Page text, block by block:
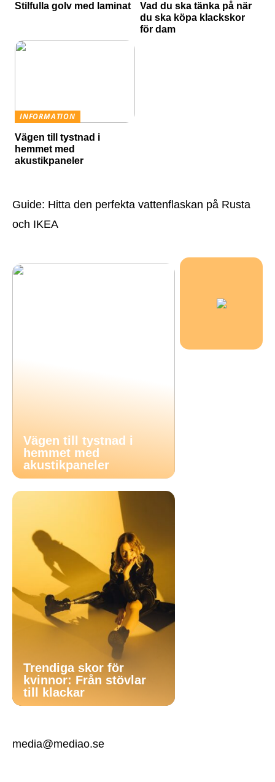
Stilfulla golv med laminat
Vad du ska tänka på när
du ska köpa klackskor
för dam
INFORMATION
Vägen till tystnad i
hemmet med
akustikpaneler
Guide: Hitta den perfekta vattenflaskan på Rusta
och IKEA
Vägen till tystnad i
hemmet med
akustikpaneler
Trendiga skor för
kvinnor: Från stövlar
till klackar
media@mediao.se